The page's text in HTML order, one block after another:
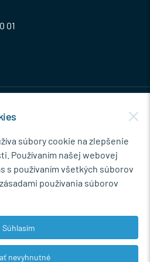
01
údajov pre marketingové účely.
súbory cookie na zlepšenie
Používaním našej webovej
s používaním všetkých súborov
používania súborov
Súhlasím
nevyhnutné